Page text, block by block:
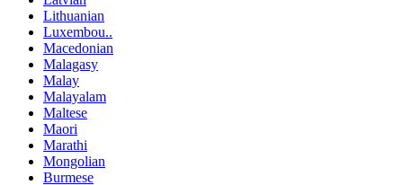
Lithuanian
Luxembou..
Macedonian
Malagasy
Malay
Malayalam
Maltese
Maori
Marathi
Mongolian
Burmese